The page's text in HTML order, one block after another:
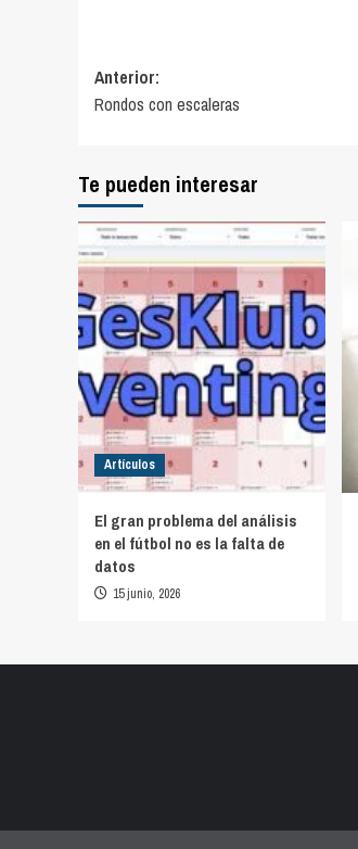
Navegación
de
Anterior:
Rondos con escaleras
Te pueden interesar
Artículos
El gran problema del análisis
en el fútbol no es la falta de
datos
15 junio, 2026